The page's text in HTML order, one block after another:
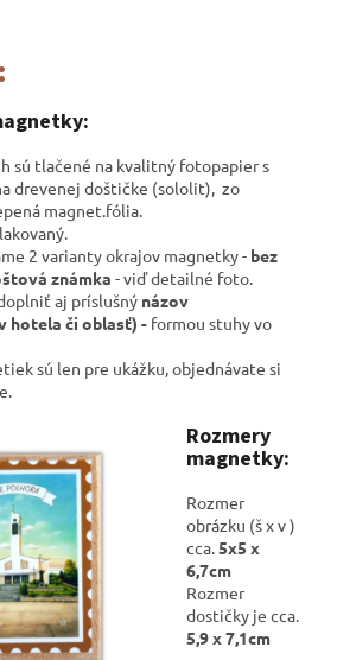
sú tlačené na kvalitný fotopapier s
drevenej doštičke (sololit), zo
magnet.fólia.
2 varianty okrajov magnetky - bez
známka - viď detailné foto.
aj príslušný názov
hotela či oblasť) - formou stuhy vo
sú len pre ukážku, objednávate si
Rozmery
magnetky:
Rozmer
obrázku (š x v )
cca.5x5 x
6,7cm
Rozmer
dostičky je cca.
5,9 x 7,1cm